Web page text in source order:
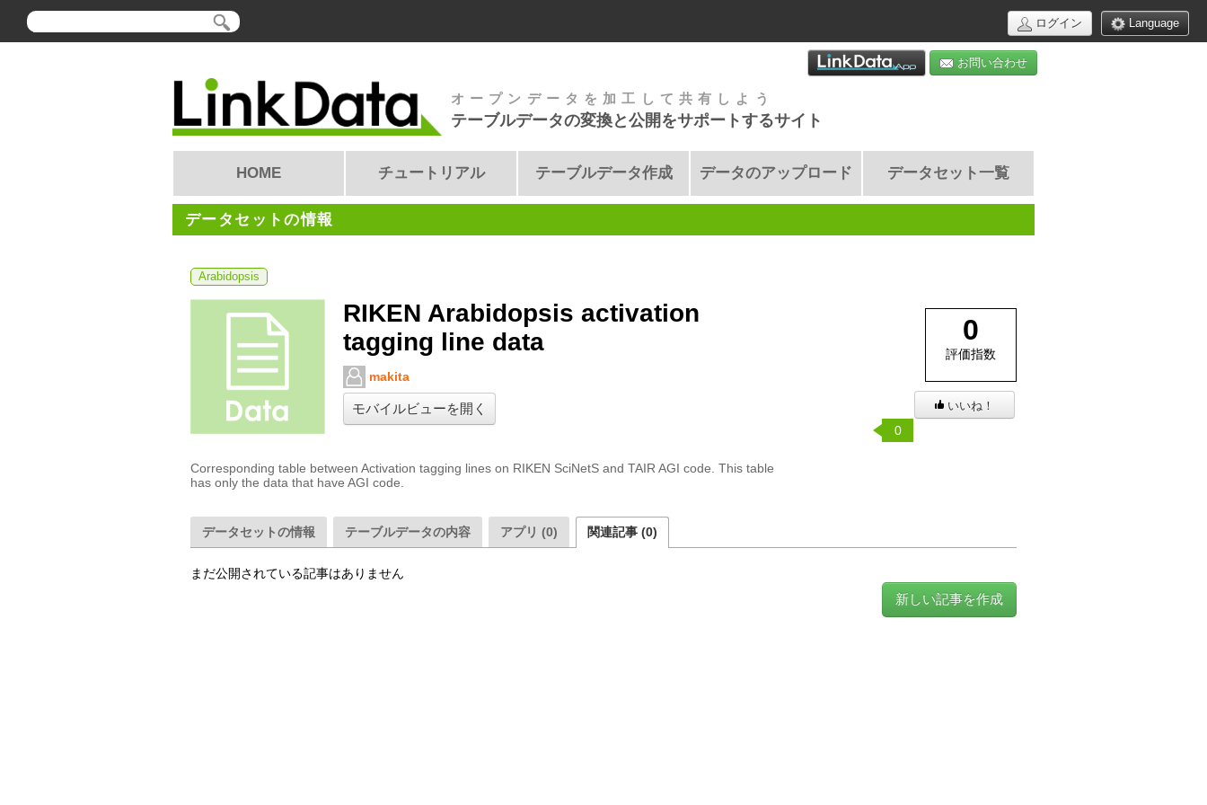
Language
ログイン
お問い合わせ
オープンデータを加工して共有しよう
テーブルデータの変換と公開をサポートするサイト
HOME チュートリアル テーブルデータ作成 データのアップロード データセット一覧
データセットの情報
Arabidopsis
RIKEN Arabidopsis activation
tagging line data
makita
モバイルビューを開く
Corresponding table between Activation tagging lines on RIKEN SciNetS and TAIR AGI code. This table
has only the data that have AGI code.
0
評価指数
いいね！
0
データセットの情報 テーブルデータの内容 アプリ (0) 関連記事 (0)
まだ公開されている記事はありません
新しい記事を作成